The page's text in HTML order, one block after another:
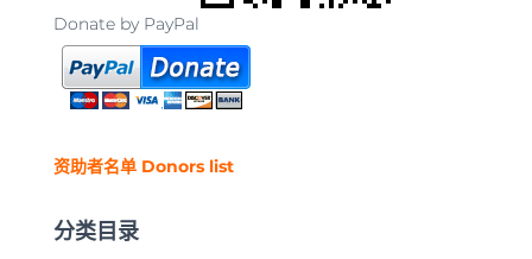
Donate by PayPal
资助者名单 Donors list
分类目录